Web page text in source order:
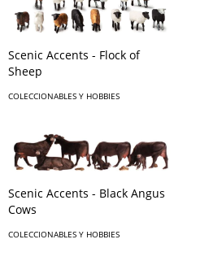
Scenic Accents - Flock of
Sheep
COLECCIONABLES Y HOBBIES
Scenic Accents - Black Angus
Cows
COLECCIONABLES Y HOBBIES